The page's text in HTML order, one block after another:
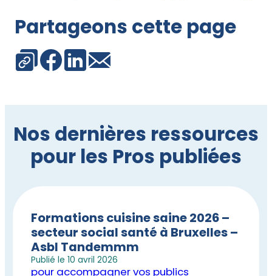
Partageons cette page
Nos dernières ressources
pour les Pros publiées
Formations cuisine saine 2026 –
secteur social santé à Bruxelles –
Asbl Tandemmm
Publié le 10 avril 2026
pour accompagner vos publics